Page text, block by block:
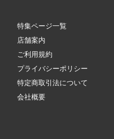
特集ページ一覧
店舗案内
ご利用規約
プライバシーポリシー
特定商取引法について
会社概要